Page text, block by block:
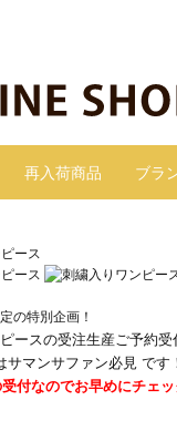
再入荷商品 ブラ
の特別企画！
ースの受注生産ご予約受
マンサファン必見 です
付なのでお早めにチェッ